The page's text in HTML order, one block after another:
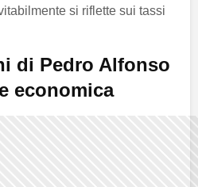
si riflette sui tassi
di Pedro Alfonso
economica